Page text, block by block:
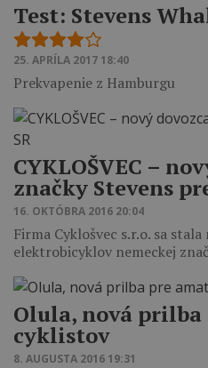
Test: Stevens
25. APRÍLA 2017 18:40
Prekvapenie z Hamburgu
CYKLOŠVEC –
značky Stevens
16. OKTÓBRA 2016 20:04
Firma Cyklošvec s.r.o. sa
elektrobicyklov nemeckej
Olula, nová
cyklistov
8. AUGUSTA 2016 19:31